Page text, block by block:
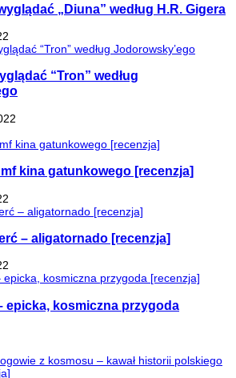
„Diuna” według H.R. Gigera
“Tron” według
kina gatunkowego [recenzja]
– aligatornado [recenzja]
epicka, kosmiczna przygoda